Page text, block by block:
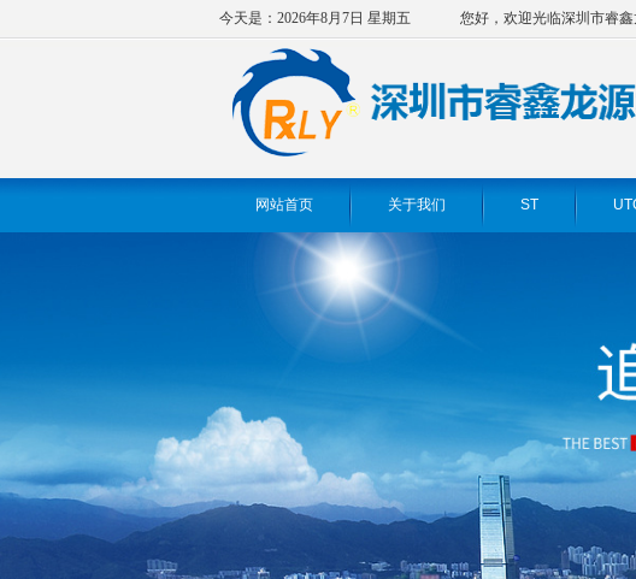
今天是：2026年8月7日 星期五 您好，欢迎光临深圳市睿鑫
网站首页 关于我们 ST